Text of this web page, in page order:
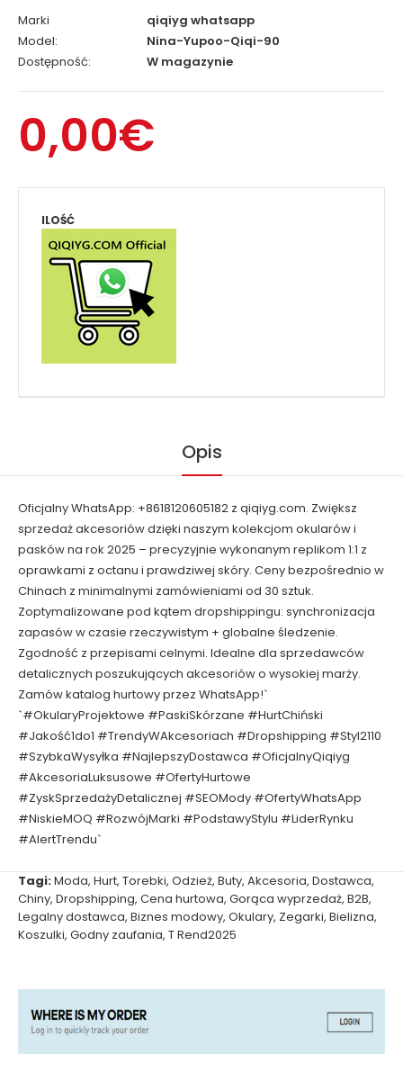
Marki
qiqiyg whatsapp
Model:
Nina-Yupoo-Qiqi-90
Dostępność:
W magazynie
0,00€
ILOŚĆ
Opis
Oficjalny WhatsApp: +8618120605182 z qiqiyg.com. Zwiększ
sprzedaż akcesoriów dzięki naszym kolekcjom okularów i
pasków na rok 2025 – precyzyjnie wykonanym replikom 1:1 z
oprawkami z octanu i prawdziwej skóry. Ceny bezpośrednio w
Chinach z minimalnymi zamówieniami od 30 sztuk.
Zoptymalizowane pod kątem dropshippingu: synchronizacja
zapasów w czasie rzeczywistym + globalne śledzenie.
Zgodność z przepisami celnymi. Idealne dla sprzedawców
detalicznych poszukujących akcesoriów o wysokiej marży.
Zamów katalog hurtowy przez WhatsApp!`
`#OkularyProjektowe #PaskiSkórzane #HurtChiński
#Jakość1do1 #TrendyWAkcesoriach #Dropshipping #Styl2110
#SzybkaWysyłka #NajlepszyDostawca #OficjalnyQiqiyg
#AkcesoriaLuksusowe #OfertyHurtowe
#ZyskSprzedażyDetalicznej #SEOMody #OfertyWhatsApp
#NiskieMOQ #RozwójMarki #PodstawyStylu #LiderRynku
#AlertTrendu`
Tagi:Moda, Hurt, Torebki, Odzież, Buty, Akcesoria, Dostawca,
Chiny, Dropshipping, Cena hurtowa, Gorąca wyprzedaż, B2B,
Legalny dostawca, Biznes modowy, Okulary, Zegarki, Bielizna,
Koszulki, Godny zaufania, T Rend2025